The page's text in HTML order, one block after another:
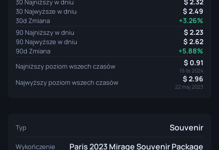
30 Najwyższe w dniu 2.49
30d Zmiana +3.26%
90 Najniższy w dniu 2.23
90 Najwyższe w dniu 2.62
90d Zmiana +5.88%
Najniższy poziom wszech czasów 0.91
19 lis 2024
Najwyższy poziom wszech czasów 2.96
22 maj 2023
Typ Souvenir
Wykończenie Paris 2023 Mirage Souvenir Package